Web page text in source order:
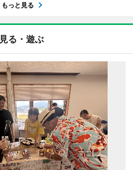
もっと見る
見る・遊ぶ